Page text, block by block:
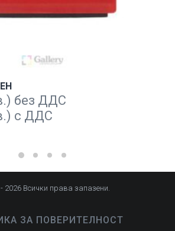
без ДДС
с ДДС
2026 Всички права запазени.
ЗА ПОВЕРИТЕЛНОСТ